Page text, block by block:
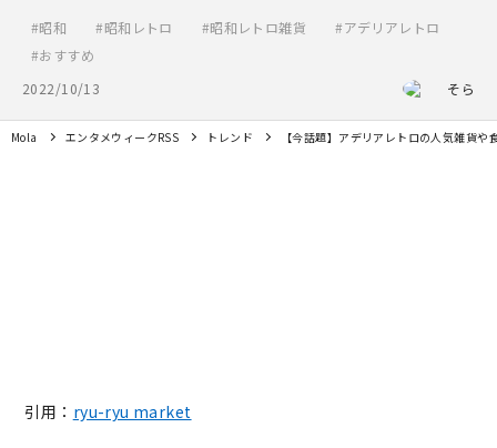
昭和 昭和レトロ 昭和レトロ雑貨
アデリアレトロ
おすすめ
2022/10/13
そら
Mola エンタメウィークRSS トレンド 【今話題】アデリアレトロの人気雑貨
引用： ryu-ryu market